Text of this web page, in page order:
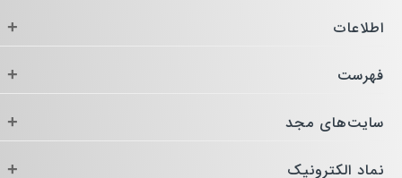
اطلاعات +
فهرست +
سایت‌های مجد +
نماد الکترونیک +